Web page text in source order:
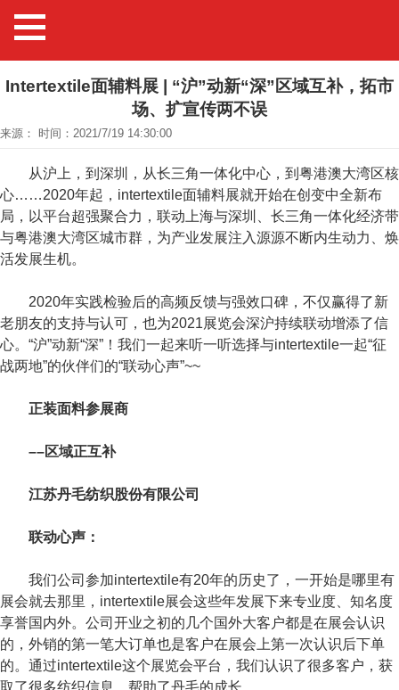
Intertextile面辅料展 | “沪”动新“深”区域互补，拓市
场、扩宣传两不误
来源： 时间：2021/7/19 14:30:00
从沪上，到深圳，从长三角一体化中心，到粤港澳大湾区核
心……2020年起，intertextile面辅料展就开始在创变中全新布
局，以平台超强聚合力，联动上海与深圳、长三角一体化经济带
与粤港澳大湾区城市群，为产业发展注入源源不断内生动力、焕
活发展生机。
2020年实践检验后的高频反馈与强效口碑，不仅赢得了新
老朋友的支持与认可，也为2021展览会深沪持续联动增添了信
心。“沪”动新“深”！我们一起来听一听选择与intertextile一起“征
战两地”的伙伴们的“联动心声”~~
正装面料参展商
––区域正互补
江苏丹毛纺织股份有限公司
联动心声：
我们公司参加intertextile有20年的历史了，一开始是哪里有
展会就去那里，intertextile展会这些年发展下来专业度、知名度
享誉国内外。公司开业之初的几个国外大客户都是在展会认识
的，外销的第一笔大订单也是客户在展会上第一次认识后下单
的。通过intertextile这个展览会平台，我们认识了很多客户，获
取了很多纺织信息，帮助了丹毛的成长。